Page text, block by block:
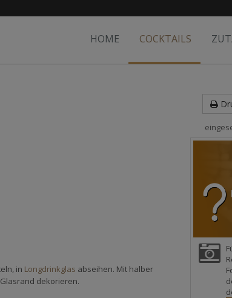
HOME COCKTAILS
in Longdrinkglas abseihen. Mit halber
dekorieren.